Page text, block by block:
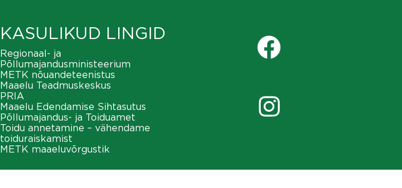
KASULIKUD LINGID
Regionaal- ja
Põllumajandusministeerium
METK nõuandeteenistus
Maaelu Teadmuskeskus
PRIA
Maaelu Edendamise Sihtasutus
Põllumajandus- ja Toiduamet
Toidu annetamine – vähendame
toiduraiskamist
METK maaeluvõrgustik